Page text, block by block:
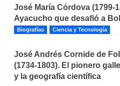
José María Córdova (1799-
Ayacucho que desafió a
Biografías Ciencia y Tecnología
José Andrés Cornide de
(1734-1803). El pionero
y la geografía científica